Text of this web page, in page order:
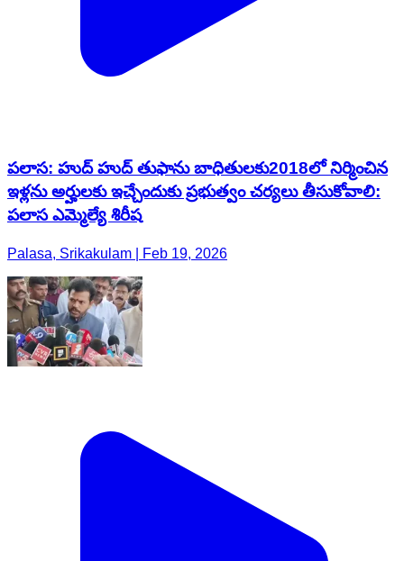
పలాస: హుద్ హుద్ తుఫాను బాధితులకు2018లో నిర్మించిన
ఇళ్లను అర్హులకు ఇచ్చేందుకు ప్రభుత్వం చర్యలు తీసుకోవాలి:
పలాస ఎమ్మెల్యే శిరీష
Palasa, Srikakulam | Feb 19, 2026